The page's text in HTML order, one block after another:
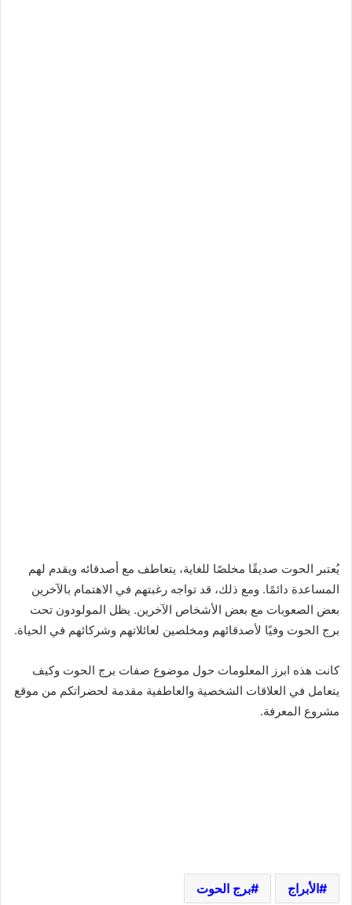
يُعتبر الحوت صديقًا مخلصًا للغاية، يتعاطف مع أصدقائه ويقدم لهم
المساعدة دائمًا. ومع ذلك، قد تواجه رغبتهم في الاهتمام بالآخرين
بعض الصعوبات مع بعض الأشخاص الآخرين. يظل المولودون تحت
برج الحوت وفيًا لأصدقائهم ومخلصين لعائلاتهم وشركائهم في الحياة.
كانت هذه ابرز المعلومات حول موضوع صفات برج الحوت وكيف
يتعامل في العلاقات الشخصية والعاطفية مقدمة لحضراتكم من موقع
مشروع المعرفة.
الأبراج برج الحوت